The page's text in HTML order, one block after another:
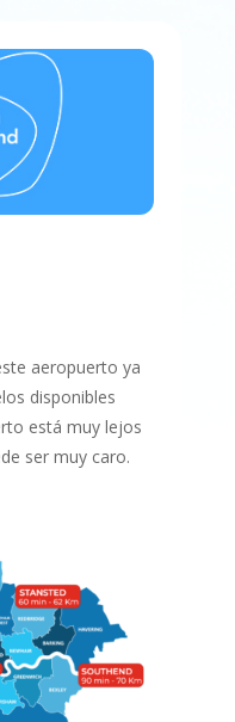
aeropuerto ya
disponibles
está muy lejos
ser muy caro.